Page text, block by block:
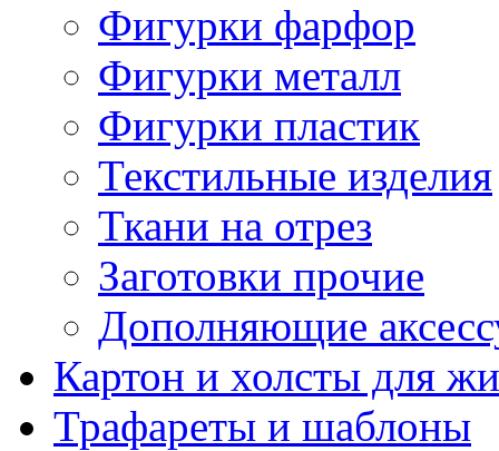
Фигурки фарфор
Фигурки металл
Фигурки пластик
Текстильные изделия
Ткани на отрез
Заготовки прочие
Дополняющие
Картон и холсты для
Трафареты и шаблоны